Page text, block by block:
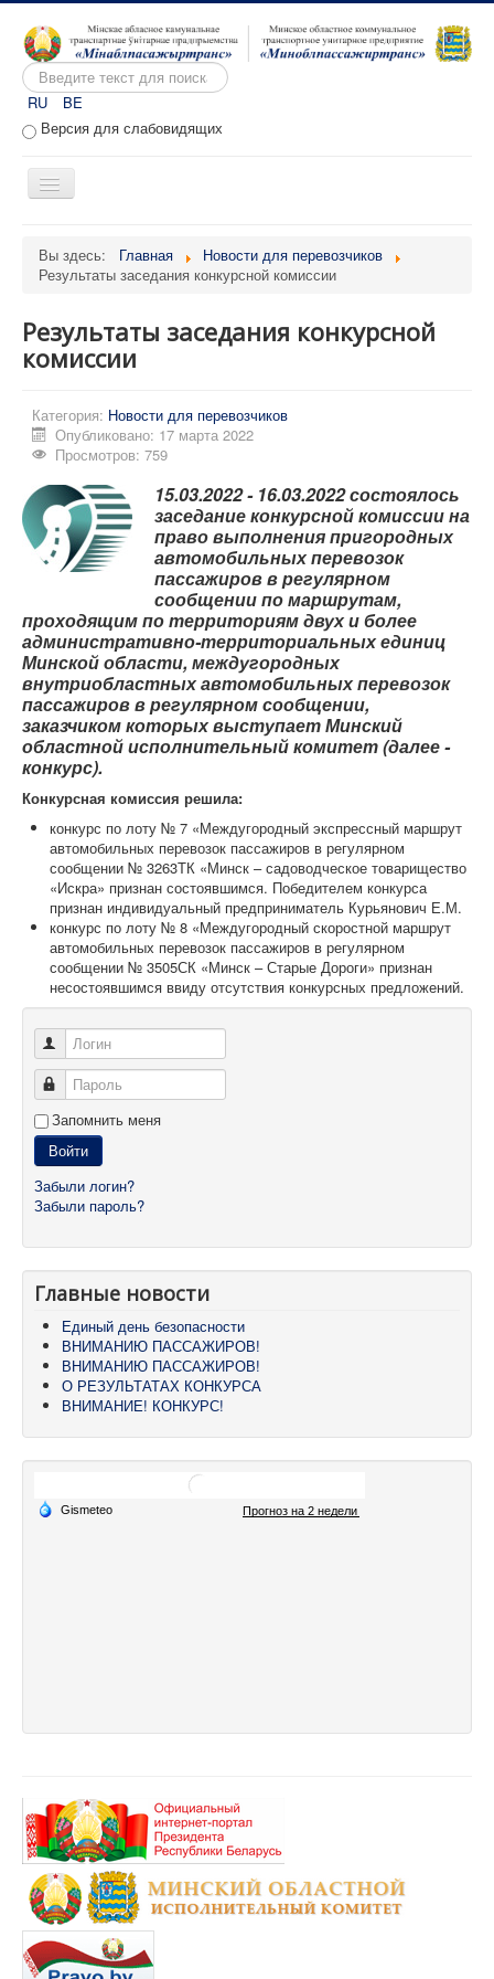
Искать...
RU
BE
Версия для слабовидящих
Включить/
О предприятии
Обращения
Расписание движения
Портал перевозчиков
Контрольно-ревизорская служба
Карта сайта
Вы здесь: Главная
Новости для перевозчиков
Результаты заседания конкурсной комиссии
Результаты заседания конкурсной
комиссии
Категория: Новости для перевозчиков
Опубликовано: 17 марта 2022
Просмотров: 759
15.03.2022 - 16.03.2022 состоялось
заседание конкурсной комиссии на
право выполнения пригородных
автомобильных перевозок
пассажиров в регулярном
сообщении по маршрутам,
проходящим по территориям двух и более
административно-территориальных единиц
Минской области, междугородных
внутриобластных автомобильных перевозок
пассажиров в регулярном сообщении,
заказчиком которых выступает Минский
областной исполнительный комитет (далее -
конкурс).
Конкурсная комиссия решила:
конкурс по лоту № 7 «Междугородный экспрессный маршрут
автомобильных перевозок пассажиров в регулярном
сообщении № 3263ТК «Минск – садоводческое товарищество
«Искра» признан состоявшимся. Победителем конкурса
признан индивидуальный предприниматель Курьянович Е.М.
конкурс по лоту № 8 «Междугородный скоростной маршрут
автомобильных перевозок пассажиров в регулярном
сообщении № 3505СК «Минск – Старые Дороги» признан
несостоявшимся ввиду отсутствия конкурсных предложений.
Логин
Пароль
Запомнить меня
Войти
Забыли логин?
Забыли пароль?
Главные новости
Единый день безопасности
ВНИМАНИЮ ПАССАЖИРОВ!
ВНИМАНИЮ ПАССАЖИРОВ!
О РЕЗУЛЬТАТАХ КОНКУРСА
ВНИМАНИЕ! КОНКУРС!